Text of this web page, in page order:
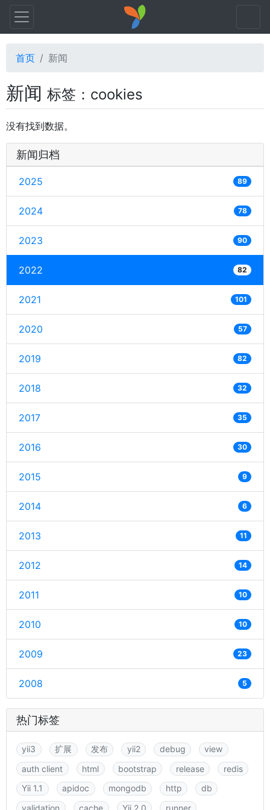
首页 新闻
新闻 标签：cookies
没有找到数据。
新闻归档
2025 89
2024 78
2023 90
2022 82
2021 101
2020 57
2019 82
2018 32
2017 35
2016 30
2015 9
2014 6
2013 11
2012 14
2011 10
2010 10
2009 23
2008 5
热门标签
yii3 扩展 发布 yii2 debug
view
auth client
html bootstrap release
redis
Yii 1.1
apidoc mongodb http
db
validation
cache Yii 2.0 runner